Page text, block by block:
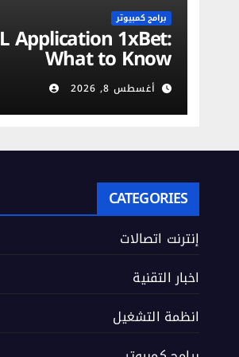
برامج كمبيوتر
L Application 1xBet:
What to Know
أغسطس 8, 2026
CATEGORIES
إنترنت اتصالات
اخبار التقنية
انظمة التشغيل